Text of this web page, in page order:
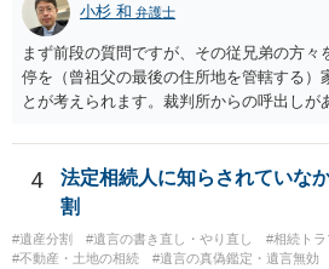
小杉 和 弁護士
まず前段の質問ですが、その従兄弟の方々
停を（曾祖父の最後の住所地を管轄する）
とが考えられます。裁判所からの呼出しが
能と思われます。時間が思った以上にない
揃える必要があります。その点是非御注意
4
法定相続人に知らされていな
割
#遺産分割 #遺言の書き直し・やり直し
#相続ト
#不動産・土地の相続
#遺言の真偽鑑定・遺言無効